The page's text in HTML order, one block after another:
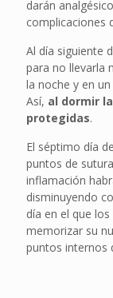
darán
complicaciones
Al día siguiente
para no llevarla
la noche y en
Así, al dormir
protegidas.
El séptimo día
puntos de
inflamación
disminuyendo
día en el que
memorizar su
puntos internos